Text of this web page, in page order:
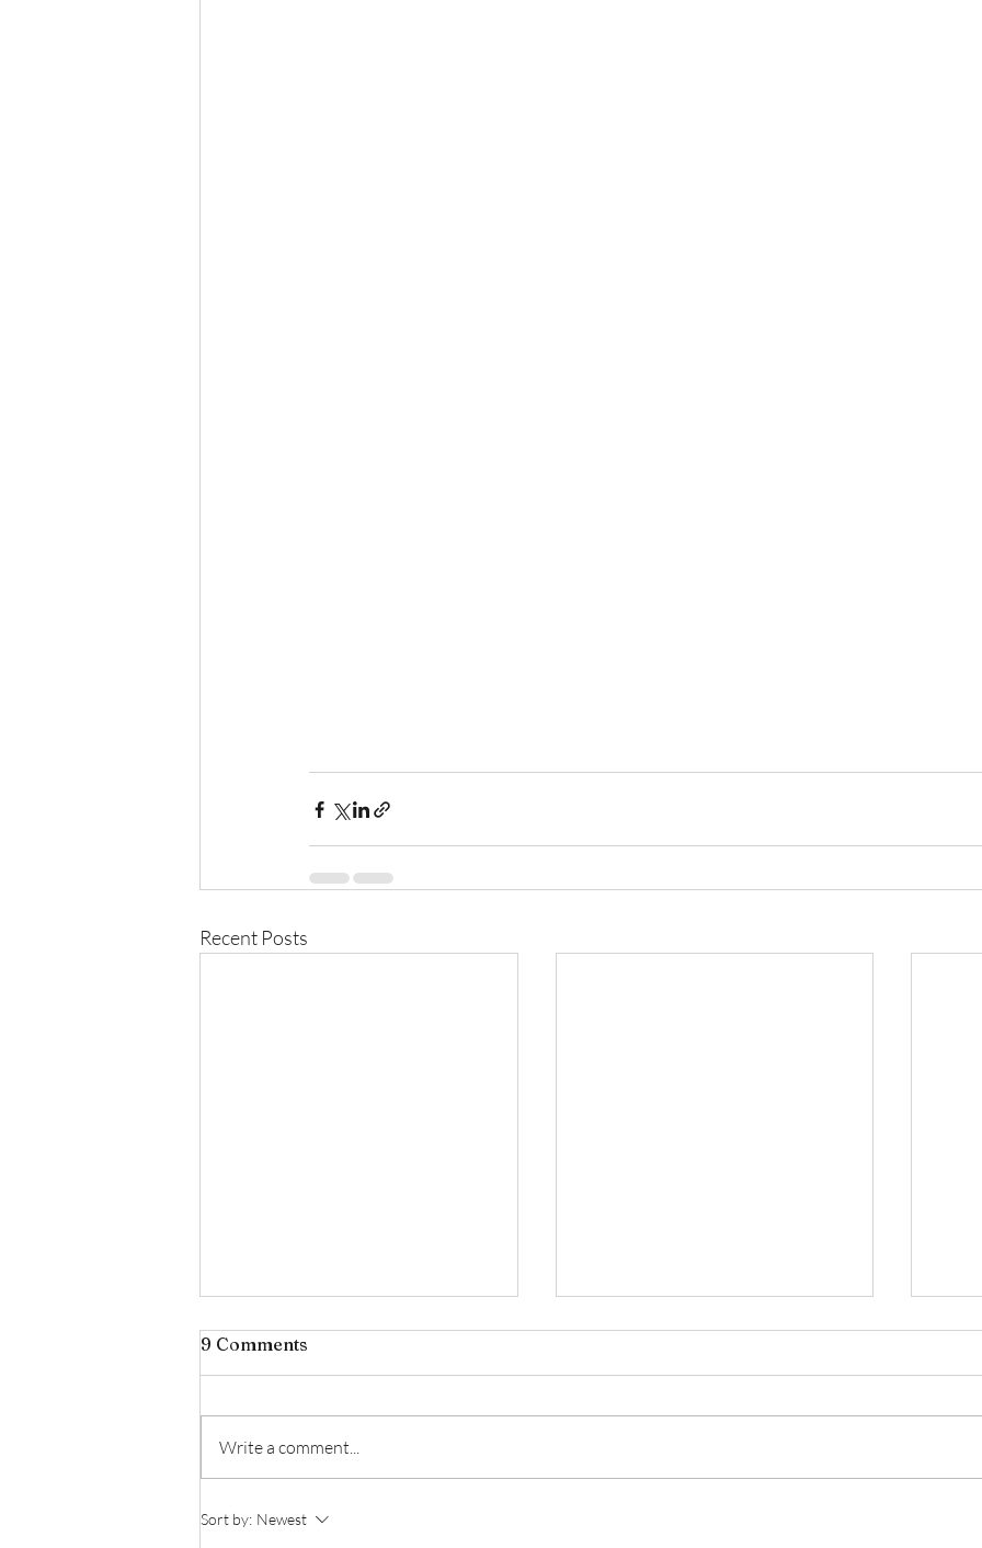
Recent Posts
✨ February Luxury Facial
🎀
9 Comments
Write a comment...
Sort by: Newest